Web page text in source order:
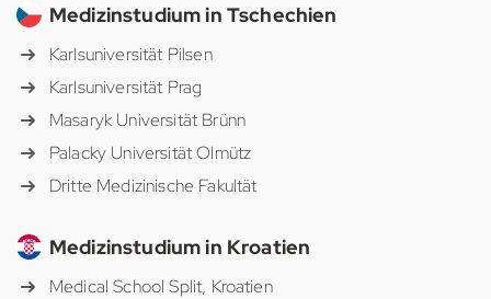
Medizinstudium in Tschechien
Karlsuniversität Pilsen
Karlsuniversität Prag
Masaryk Universität Brünn
Palacky Universität Olmütz
Dritte Medizinische Fakultät
Medizinstudium in Kroatien
Medical School Split, Kroatien